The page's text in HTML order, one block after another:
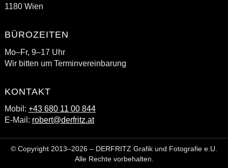
1180 Wien
BÜROZEITEN
Mo–Fr, 9–17 Uhr
Wir bitten um Terminvereinbarung
KONTAKT
Mobil: +43 680 11 00 844
E-Mail: robert@derfritz.at
© Copyright 2013–2026 – DERFRITZ Grafik und Fotografie e.U.
Alle Rechte vorbehalten.